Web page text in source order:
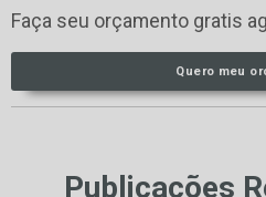
Faça seu orçamento gratis
Quero meu
Publicações